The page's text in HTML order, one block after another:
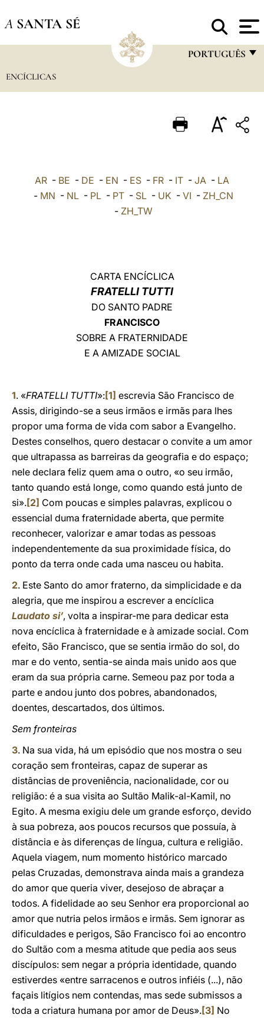
A SANTA SÉ
PORTUGUÊS
ITALIANO
DEUTSCH
ENCÍCLICAS
AR - BE - DE - EN - ES - FR - IT - JA - LA
- MN - NL- PL- PT- SL- UK - VI - ZH_CN
- ZH_TW
CARTA ENCÍCLICA
FRATELLI TUTTI
DO SANTO PADRE
FRANCISCO
SOBRE A FRATERNIDADE
E A AMIZADE SOCIAL
1. «FRATELLI TUTTI»:[1] escrevia São Francisco de
Assis, dirigindo-se a seus irmãos e irmãs para lhes
propor uma forma de vida com sabor a Evangelho.
Destes conselhos, quero destacar o convite a um amor
que ultrapassa as barreiras da geografia e do espaço;
nele declara feliz quem ama o outro, «o seu irmão,
tanto quando está longe, como quando está junto de
si».[2] Com poucas e simples palavras, explicou o
essencial duma fraternidade aberta, que permite
reconhecer, valorizar e amar todas as pessoas
independentemente da sua proximidade física, do
ponto da terra onde cada uma nasceu ou habita.
2. Este Santo do amor fraterno, da simplicidade e da
alegria, que me inspirou a escrever a encíclica
Laudato si’, volta a inspirar-me para dedicar esta
nova encíclica à fraternidade e à amizade social. Com
efeito, São Francisco, que se sentia irmão do sol, do
mar e do vento, sentia-se ainda mais unido aos que
eram da sua própria carne. Semeou paz por toda a
parte e andou junto dos pobres, abandonados,
doentes, descartados, dos últimos.
Sem fronteiras
3. Na sua vida, há um episódio que nos mostra o seu
coração sem fronteiras, capaz de superar as
distâncias de proveniência, nacionalidade, cor ou
religião: é a sua visita ao Sultão Malik-al-Kamil, no
Egito. A mesma exigiu dele um grande esforço, devido
à sua pobreza, aos poucos recursos que possuía, à
distância e às diferenças de língua, cultura e religião.
Aquela viagem, num momento histórico marcado
pelas Cruzadas, demonstrava ainda mais a grandeza
do amor que queria viver, desejoso de abraçar a
todos. A fidelidade ao seu Senhor era proporcional ao
amor que nutria pelos irmãos e irmãs. Sem ignorar as
dificuldades e perigos, São Francisco foi ao encontro
do Sultão com a mesma atitude que pedia aos seus
discípulos: sem negar a própria identidade, quando
estiverdes «entre sarracenos e outros infiéis (...), não
façais litígios nem contendas, mas sede submissos a
toda a criatura humana por amor de Deus».[3] No